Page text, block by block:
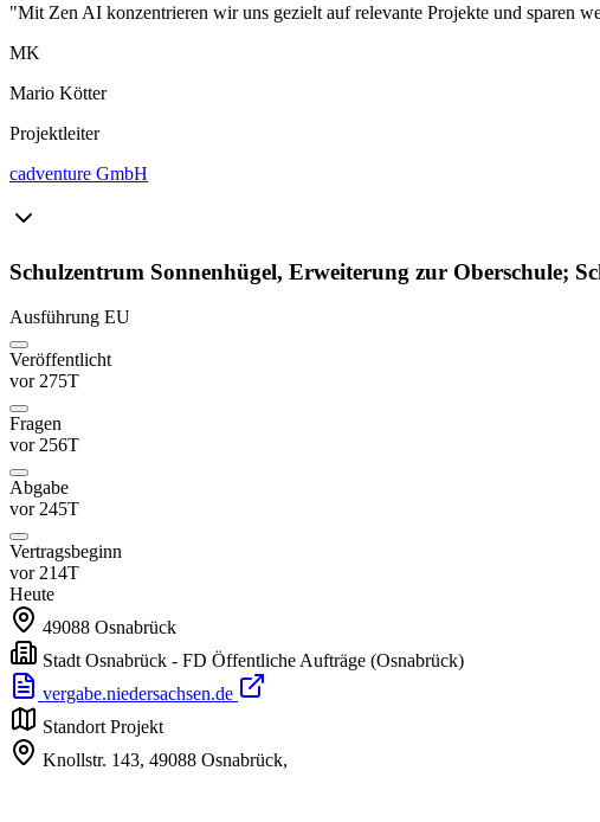
"Mit Zen AI konzentrieren wir uns gezielt auf relevante Projekte und sparen
MK
Mario Kötter
Projektleiter
cadventure GmbH
Schulzentrum Sonnenhügel, Erweiterung zur Oberschule;
Ausführung EU
Veröffentlicht
vor 275T
Fragen
vor 256T
Abgabe
vor 245T
Vertragsbeginn
vor 214T
Heute
49088 Osnabrück
Stadt Osnabrück - FD Öffentliche Aufträge (Osnabrück)
vergabe.niedersachsen.de
Standort Projekt
Knollstr. 143, 49088 Osnabrück,